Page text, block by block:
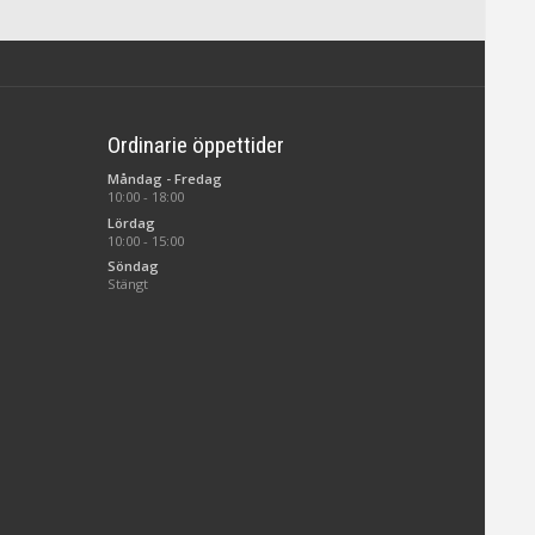
Ordinarie öppettider
Måndag - Fredag
10:00 - 18:00
Lördag
10:00 - 15:00
Söndag
Stängt